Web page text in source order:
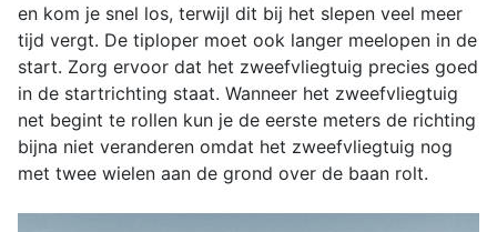
en kom je snel los, terwijl dit bij het slepen veel meer
tijd vergt. De tiploper moet ook langer meelopen in de
start. Zorg ervoor dat het zweefvliegtuig precies goed
in de startrichting staat. Wanneer het zweefvliegtuig
net begint te rollen kun je de eerste meters de richting
bijna niet veranderen omdat het zweefvliegtuig nog
met twee wielen aan de grond over de baan rolt.